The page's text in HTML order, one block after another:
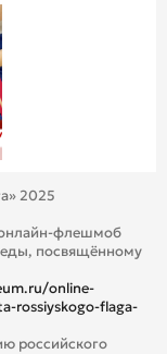
2025
флешмоб
посвящённому
online-
rossiyskogo-flaga-
российского